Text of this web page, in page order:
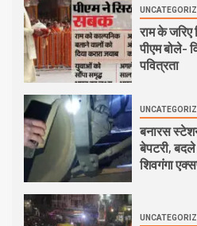
राम के
पीएम बोले-
पवित्रता
बनारस
बेपटरी, बदले
शिवगंगा